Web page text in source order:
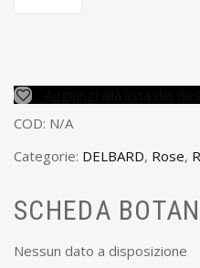
COD: N/A
Categorie: DELBARD, Rose,
SCHEDA
Nessun dato a disposizione